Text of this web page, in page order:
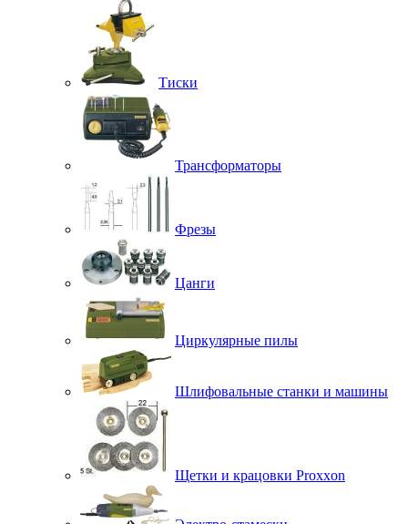
Тиски
Трансформаторы
Фрезы
Цанги
Циркулярные пилы
Шлифовальные станки и машины
Щетки и крацовки Proxxon